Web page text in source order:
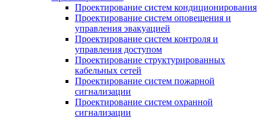
Проектирование систем кондиционирования
Проектирование систем оповещения и
управления эвакуацией
Проектирование систем контроля и
управления доступом
Проектирование структурированных
кабельных сетей
Проектирование систем пожарной
сигнализации
Проектирование систем охранной
сигнализации